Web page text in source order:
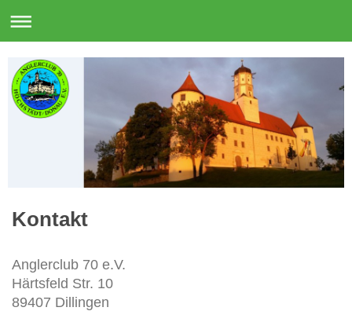
Kontakt
Anglerclub 70 e.V.
Härtsfeld Str. 10
89407 Dillingen